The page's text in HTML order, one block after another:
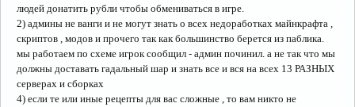
людей донатить рубли чтобы обмениваться в игре.
2) админы не ванги и не могут знать о всех недоработках майнкрафта ,
скриптов , модов и прочего так как большинство берется из паблика.
мы работаем по схеме игрок сообщил - админ починил. а не так что мы
должны доставать гадальный шар и знать все и вся на всех 13 РАЗНЫХ
серверах и сборках
4) если те или иные рецепты для вас сложные , то вам никто не